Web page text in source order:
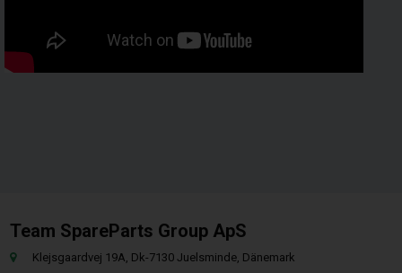
Team SpareParts Group ApS
Klejsgaardvej 19A, Dk-7130 Juelsminde, Dänemark